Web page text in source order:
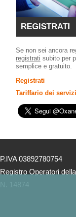
REGISTRATI
Se non sei ancora
registrati subito per
semplice e gratuito.
Registrati
Tariffario dei servizi
P.IVA 03892780754
Registro Operatori